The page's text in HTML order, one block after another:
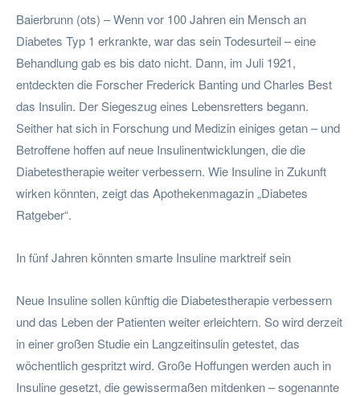
Baierbrunn (ots) – Wenn vor 100 Jahren ein Mensch an
Diabetes Typ 1 erkrankte, war das sein Todesurteil – eine
Behandlung gab es bis dato nicht. Dann, im Juli 1921,
entdeckten die Forscher Frederick Banting und Charles Best
das Insulin. Der Siegeszug eines Lebensretters begann.
Seither hat sich in Forschung und Medizin einiges getan – und
Betroffene hoffen auf neue Insulinentwicklungen, die die
Diabetestherapie weiter verbessern. Wie Insuline in Zukunft
wirken könnten, zeigt das Apothekenmagazin „Diabetes
Ratgeber“.
In fünf Jahren könnten smarte Insuline marktreif sein
Neue Insuline sollen künftig die Diabetestherapie verbessern
und das Leben der Patienten weiter erleichtern. So wird derzeit
in einer großen Studie ein Langzeitinsulin getestet, das
wöchentlich gespritzt wird. Große Hoffungen werden auch in
Insuline gesetzt, die gewissermaßen mitdenken – sogenannte